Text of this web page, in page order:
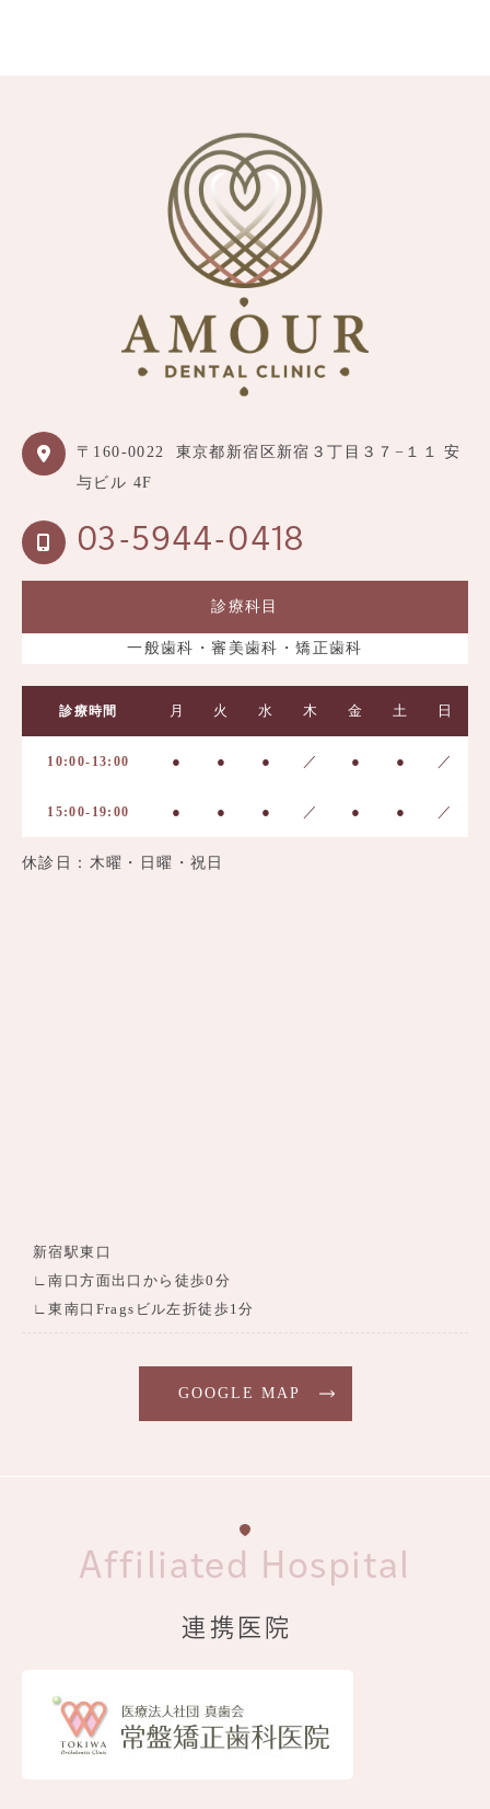
〒160-0022
東京都新宿区新宿３丁目３７−１１ 安
与ビル 4F
03-5944-0418
診療科目
一般歯科・審美歯科・矯正歯科
診療時間 月 火 水 木 金 土 日
10:00-13:00 ● ● ● ／ ● ● ／
15:00-19:00 ● ● ● ／ ● ● ／
休診日：木曜・日曜・祝日
新宿駅東口
∟南口方面出口から徒歩0分
∟東南口Fragsビル左折徒歩1分
GOOGLE MAP
Affiliated Hospital
連携医院